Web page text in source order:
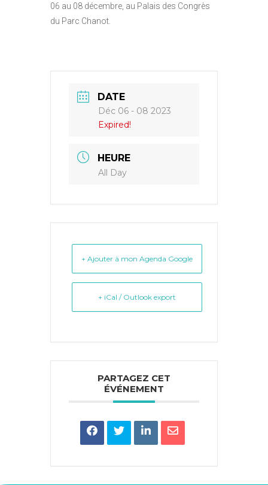
06 au 08 décembre, au Palais des Congrès
du Parc Chanot.
DATE
Déc 06 - 08 2023
Expired!
HEURE
All Day
+ Ajouter à mon Agenda Google
+ iCal / Outlook export
PARTAGEZ CET
ÉVÉNEMENT